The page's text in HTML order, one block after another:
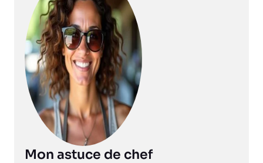
Mon astuce de chef